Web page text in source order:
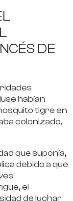
DE
habían
tigre en
colonizado,
que suponía,
debido a que
el
de luchar